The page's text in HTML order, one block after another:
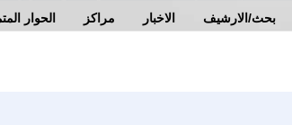
الحوار مراكز الاخبار بحث/الارشيف